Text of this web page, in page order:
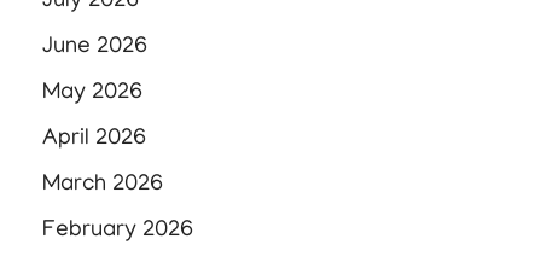
June 2026
May 2026
April 2026
March 2026
February 2026